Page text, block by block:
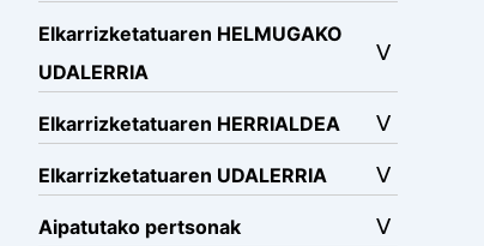
Elkarrizketatuaren HELMUGAKO
UDALERRIA
Elkarrizketatuaren HERRIALDEA
Elkarrizketatuaren UDALERRIA
Aipatutako pertsonak